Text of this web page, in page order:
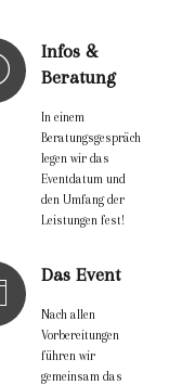
Infos &
Beratung
In einem
Beratungsgespräch
legen wir das
Eventdatum und
den Umfang der
Leistungen fest!
Das Event
Nach allen
Vorbereitungen
führen wir
gemeinsam das